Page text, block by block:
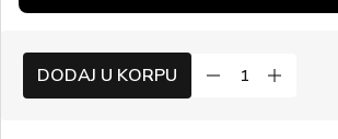
DODAJ U KORPU